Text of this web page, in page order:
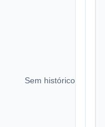
Sem histórico de